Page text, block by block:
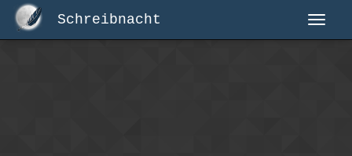
Schreibnacht